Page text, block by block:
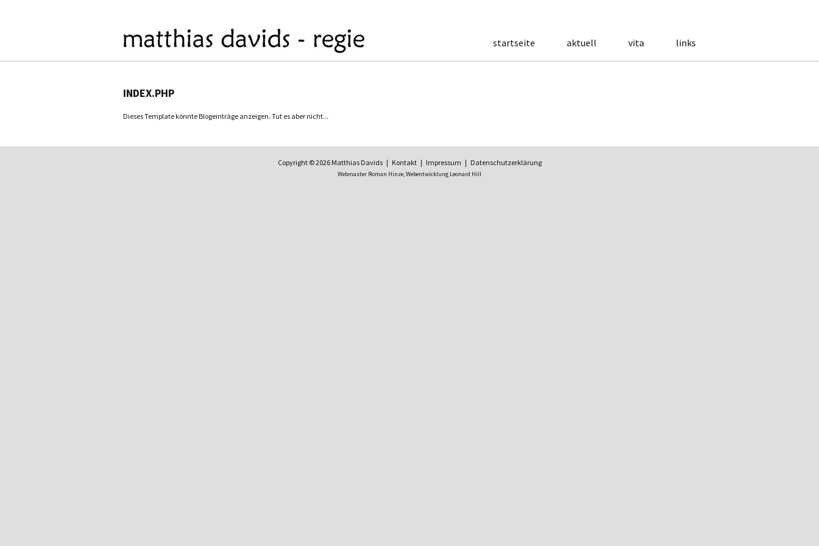
startseite aktuell vita links
INDEX.PHP
Dieses Template könnte Blogeinträge anzeigen. Tut es aber nicht...
Copyright © 2026 Matthias Davids | Kontakt| Impressum | Datenschutzerklärung
Webmaster Roman Hinze,Webentwicklung Leonard Hill